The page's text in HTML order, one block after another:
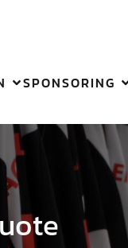
SPONSORING